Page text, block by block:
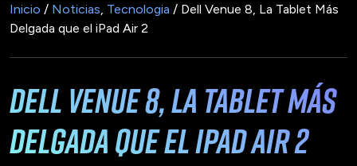
Inicio / Noticias, Tecnologia / Dell Venue 8, La Tablet Más
Delgada que el iPad Air 2
Dell Venue 8, La Tablet Más
Delgada que el iPad Air 2